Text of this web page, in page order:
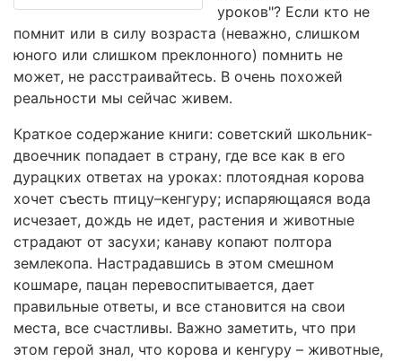
уроков"? Если кто не
помнит или в силу возраста (неважно, слишком
юного или слишком преклонного) помнить не
может, не расстраивайтесь. В очень похожей
реальности мы сейчас живем.
Краткое содержание книги: советский школьник-
двоечник попадает в страну, где все как в его
дурацких ответах на уроках: плотоядная корова
хочет съесть птицу–кенгуру; испаряющаяся вода
исчезает, дождь не идет, растения и животные
страдают от засухи; канаву копают полтора
землекопа. Настрадавшись в этом смешном
кошмаре, пацан перевоспитывается, дает
правильные ответы, и все становится на свои
места, все счастливы. Важно заметить, что при
этом герой знал, что корова и кенгуру – животные,